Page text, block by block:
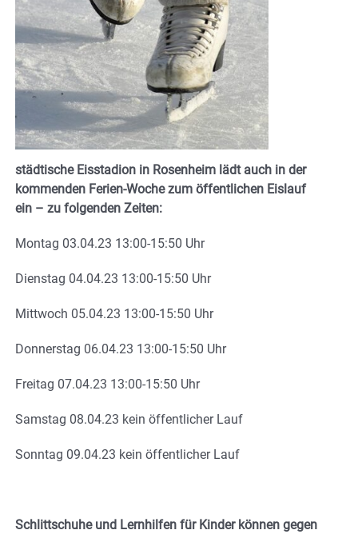
städtische Eisstadion in Rosenheim lädt auch in der
kommenden Ferien-Woche zum öffentlichen Eislauf
ein – zu folgenden Zeiten:
Montag 03.04.23 13:00-15:50 Uhr
Dienstag 04.04.23 13:00-15:50 Uhr
Mittwoch 05.04.23 13:00-15:50 Uhr
Donnerstag 06.04.23 13:00-15:50 Uhr
Freitag 07.04.23 13:00-15:50 Uhr
Samstag 08.04.23 kein öffentlicher Lauf
Sonntag 09.04.23 kein öffentlicher Lauf
Schlittschuhe und Lernhilfen für Kinder können gegen